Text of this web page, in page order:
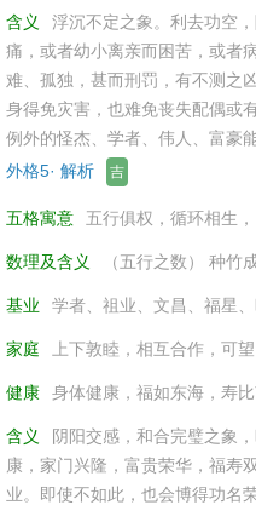
含义
浮沉不定之象。利去功空
痛，或者幼小离亲而困苦，或者
难、孤独，甚而刑罚，有不测之
身得免灾害，也难免丧失配偶或
例外的怪杰、学者、伟人、富豪
外格5· 解析
吉
五格寓意 五行俱权，循环相生
数理及含义 （五行之数） 种竹
基业 学者、祖业、文昌、福星、
家庭 上下敦睦，相互合作，可
健康 身体健康，福如东海，寿比
含义
阴阳交感，和合完璧之象
康，家门兴隆，富贵荣华，福寿
业。即使不如此，也会博得功名